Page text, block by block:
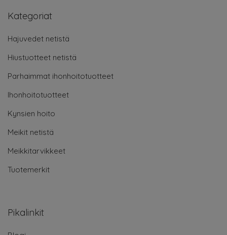
Kategoriat
Hajuvedet netistä
Hiustuotteet netistä
Parhaimmat ihonhoitotuotteet
Ihonhoitotuotteet
Kynsien hoito
Meikit netistä
Meikkitarvikkeet
Tuotemerkit
Pikalinkit